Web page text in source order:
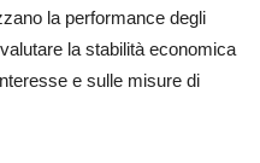
la performance degli
la stabilità economica
e sulle misure di